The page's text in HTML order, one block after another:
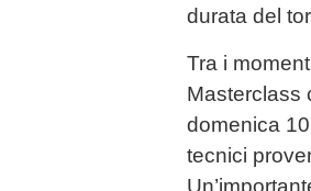
durata del
Tra i
Masterclass
domenica
tecnici